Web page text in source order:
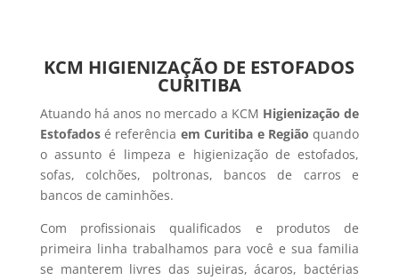
KCM HIGIENIZAÇÃO DE ESTOFADOS
CURITIBA
Atuando há anos no mercado a KCM Higienização de
Estofadosé referência em Curitiba e Região quando
o assunto é limpeza e higienização de estofados,
sofas, colchões, poltronas, bancos de carros e
bancos de caminhões.
Com profissionais qualificados e produtos de
primeira linha trabalhamos para você e sua familia
se manterem livres das sujeiras, ácaros, bactérias